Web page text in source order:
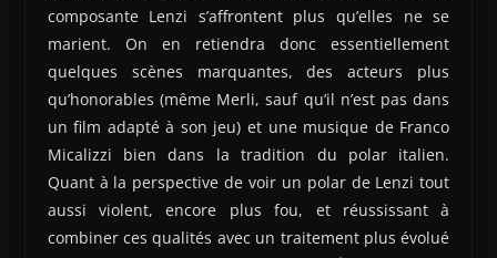
composante Lenzi s’affrontent plus qu’elles ne se
marient. On en retiendra donc essentiellement
quelques scènes marquantes, des acteurs plus
qu’honorables (même Merli, sauf qu’il n’est pas dans
un film adapté à son jeu) et une musique de Franco
Micalizzi bien dans la tradition du polar italien.
Quant à la perspective de voir un polar de Lenzi tout
aussi violent, encore plus fou, et réussissant à
combiner ces qualités avec un traitement plus évolué